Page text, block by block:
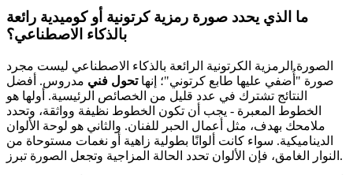
ما الذي يحدد صورة رمزية كرتونية أو كوميدية رائعة
بالذكاء الاصطناعي؟
الصورة الرمزية الكرتونية الرائعة بالذكاء الاصطناعي ليست مجرد
صورة "أُضفي عليها طابع كرتوني"؛ إنهاتحول فني مدروس. أفضل
النتائج تشترك في عدد قليل من الخصائص الرئيسية. أولها هو
الخطوط المعبرة - يجب أن تكون الخطوط نظيفة وواثقة، وتحدد
ملامحك بهدف، مثل أعمال الحبر للفنان. والثاني هو لوحة الألوان
الديناميكية. سواء كانت ألوانًا بطولية زاهية أو نغمات مستوحاة من
النوار الغامق، فإن الألوان تحدد الحالة المزاجية وتجعل الصورة تبرز.